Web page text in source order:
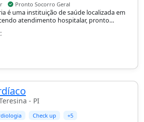
Pronto Socorro Geral
é uma instituição de saúde localizada em
atendimento hospitalar, pronto
internação, cirurgias, exames e unidades
- PI
Check up
+5